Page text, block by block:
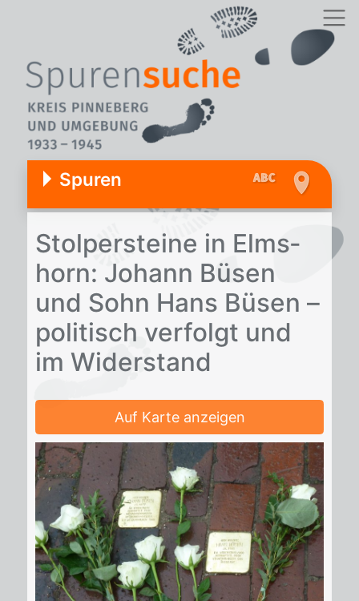
Spuren
Stol­per­stei­ne in Elms­
horn: Jo­hann Bü­sen
und Sohn Hans Bü­sen –
po­li­tisch ver­folgt und
im Wi­der­stand
Auf Karte anzeigen